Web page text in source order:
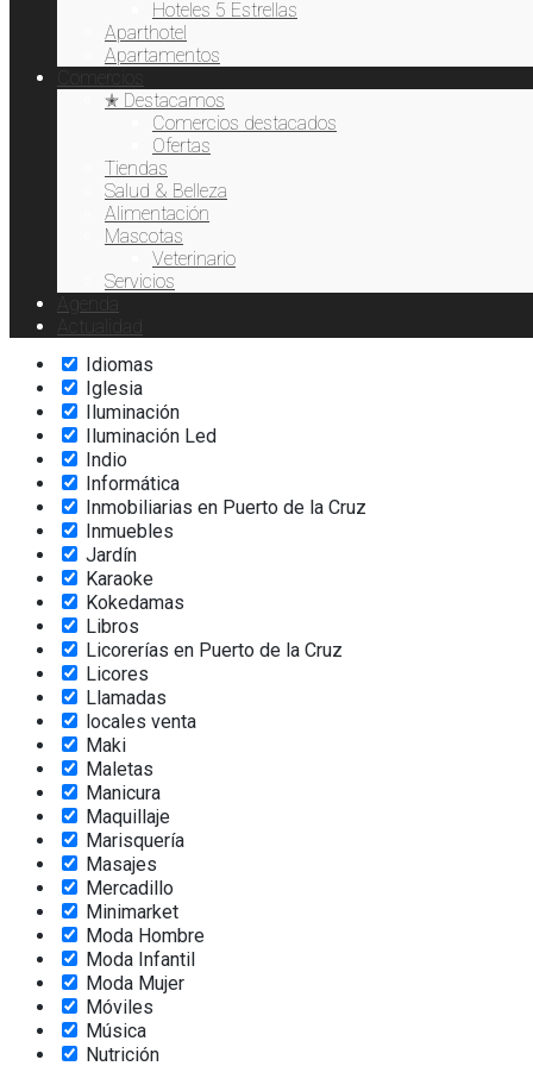
Hoteles 5 Estrellas
Aparthotel
Apartamentos
Comercios
✭ Destacamos
Comercios destacados
Ofertas
Tiendas
Salud & Belleza
Alimentación
Mascotas
Veterinario
Servicios
Agenda
Actualidad
Exquisiteses
Extensión de pestañas
Fisioterapia
Flores
Fotodepilación
Freelance
Gafas de Sol
Gofre
Hamburguesas
Hardware
Helados
Hidratación
Hostelería
Hoteles
Ictioterapia
Idiomas
Iglesia
Iluminación
Iluminación Led
Indio
Informática
Inmobiliarias en Puerto de la Cruz
Inmuebles
Jardín
Karaoke
Kokedamas
Libros
Licorerías en Puerto de la Cruz
Licores
Llamadas
locales venta
Maki
Maletas
Manicura
Maquillaje
Marisquería
Masajes
Mercadillo
Minimarket
Moda Hombre
Moda Infantil
Moda Mujer
Móviles
Música
Nutrición